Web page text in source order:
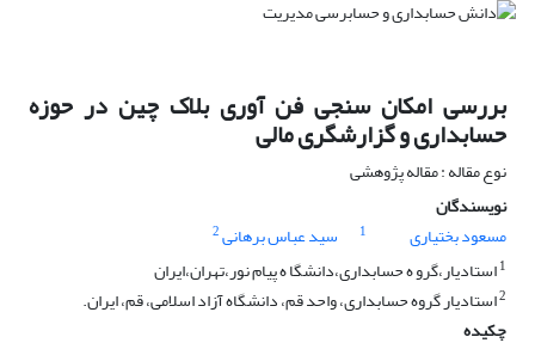
بررسی امکان سنجی فن آوری بلاک چین در حوزه
حسابداری و گزارشگری مالی
نوع مقاله : مقاله پژوهشی
نویسندگان
مسعود بختیاری
1 سید عباس برهانی2
1استادیار،گرو ه حسابداری،دانشگا ه پیام نور،تهران،ایران
2استادیار گروه حسابداری، واحد قم، دانشگاه آزاد اسلامی، قم، ایران.
چکیده